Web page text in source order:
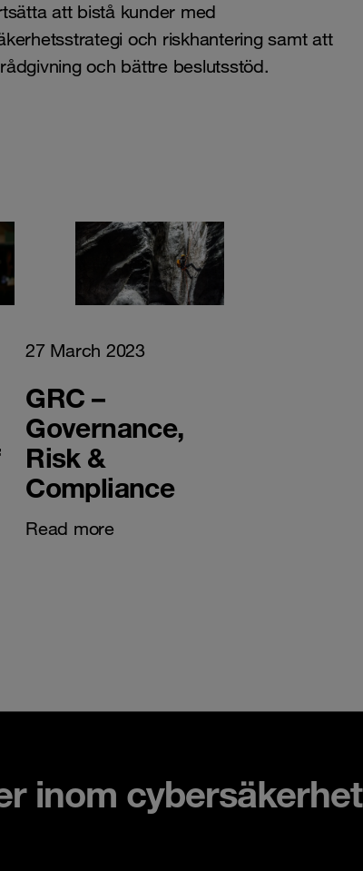
att bistå kunder med
och riskhantering samt att
och bättre beslutsstöd.
27 March 2023
GRC –
Governance,
Risk &
Compliance
Read more
inom cybersäkerhet